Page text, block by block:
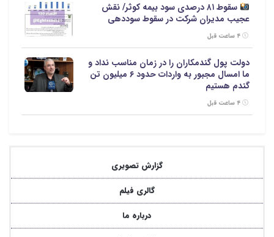
سقوط ۸۱ درصدی سود بیمه کوثر/ نقش
عجیب مدیران شرکت در سقوط سوددهی
دولت پول گندمکاران را در زمان مناسب نداد و
ما امسال مجبور به واردات حدود ۶ میلیون تن
گندم هستیم
گزارش تصویری
گالری فیلم
درباره ما